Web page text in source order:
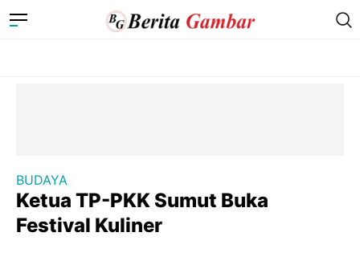
BUDAYA
Ketua TP-PKK Sumut Buka
Festival Kuliner